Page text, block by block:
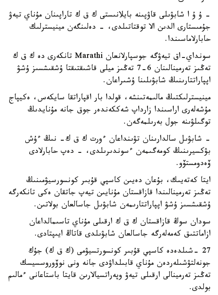
- ۇ ۇ ا شابۋىلى قاۋپىنە بايلانىستى ك ق ك تاراپىنان مۇناي تيەۋ
جۇمىستارى الدىن الا توقتاتىلدى، - دەلىنگەن مينيسترلىك
حابارلاماسىندا.
سونداي-اق تيەۋگە جوسپارلانعان Marathi تانكەرى دە ك ق ك
تەڭىز تەرمينالىنان 6-7 تەڭىز ميلى قاشىقتىقتا ۇشقىشسىز ۇشۋ
اپپاراتتارىنىڭ شابۋىلىنا ۇشىراعان.
مينيسترلىكتىڭ مالىمەتىنشە، قولدا بار اقپاراتقا سايكەس، ەكيپاج
مۇشەلەرى اراسىندا زارداپ شەككەندەر جوق جانە مۇنايدىڭ
توگىلۋىنە جول بەرىلمەگەن.
- شابۋىل سالدارىنان تۋىنداعان ءورت ك ق ك- نىڭ ءۇش
بۋكسيرىنىڭ كومەگىمەن ءسوندىرىلدى، - دەپ حابارلادى
ۆەدومستۆو.
ايتا كەتەيىك، بۇعان دەيىن كاسپي قۇبىر كونسورسيۋمىنىڭ
تەڭىز تەرمينالىندا قازاقستان مۇنايىن تيەپ جاتقان ەكى تانكەرگە
ۇشقىشسىز ۇشۋ اپپاراتتارىمەن شابۋىل جاسالعان بولاتىن.
سودان سوڭ قازاقستان ك ق ك ارقىلى مۇناي تاسىمالداعان
ازاماتتىق كەمەلەرگە جاسالعان شابۋىلدى قاتاڭ ايىپتادى.
27 -شىلدەدە كاسپي قۇبىر كونسورتسيۋمى (ك ق ك) جۇك
جونەلتۋشىلەردەن مۇناي قابىلداۋدى جانە ونى نوۆوروسسيسك
تەڭىز تەرمينالى ارقىلى تيەۋ وپەراتسيالارىن قايتا باستاعانى ءمالىم
بولدى.